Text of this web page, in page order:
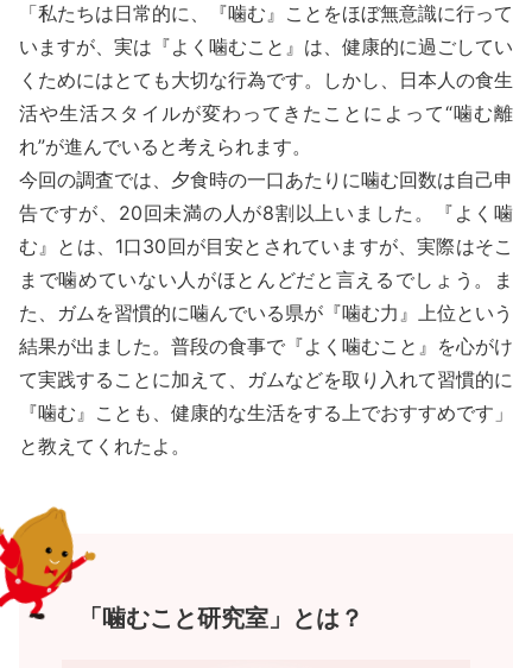
「私たちは日常的に、『噛む』ことをほぼ無意識に行って
いますが、実は『よく噛むこと』は、健康的に過ごしてい
くためにはとても大切な行為です。しかし、日本人の食生
活や生活スタイルが変わってきたことによって“噛む離
れ”が進んでいると考えられます。
今回の調査では、夕食時の一口あたりに噛む回数は自己申
告ですが、20回未満の人が8割以上いました。『よく噛
む』とは、1口30回が目安とされていますが、実際はそこ
まで噛めていない人がほとんどだと言えるでしょう。ま
た、ガムを習慣的に噛んでいる県が『噛む力』上位という
結果が出ました。普段の食事で『よく噛むこと』を心がけ
て実践することに加えて、ガムなどを取り入れて習慣的に
『噛む』ことも、健康的な生活をする上でおすすめです」
と教えてくれたよ。
「噛むこと研究室」とは？